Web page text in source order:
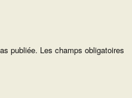
publiée. Les champs obligatoires